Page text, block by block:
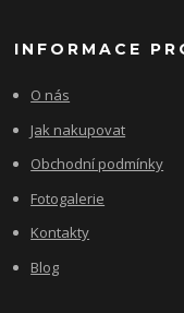
INFORMACE
O nás
Jak nakupovat
Obchodní podmínky
Fotogalerie
Kontakty
Blog